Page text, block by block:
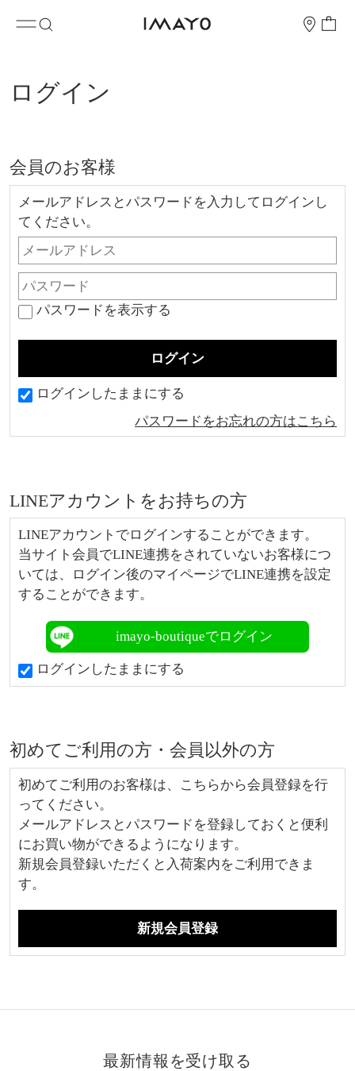
ログイン
会員のお客様
メールアドレスとパスワードを入力してログインし
てください。
パスワードを表示する
ログインしたままにする
パスワードをお忘れの方はこちら
LINEアカウントをお持ちの方
LINEアカウントでログインすることができます。
当サイト会員でLINE連携をされていないお客様につ
いては、ログイン後のマイページでLINE連携を設定
することができます。
imayo-boutiqueでログイン
ログインしたままにする
初めてご利用の方・会員以外の方
初めてご利用のお客様は、こちらから会員登録を行
ってください。
メールアドレスとパスワードを登録しておくと便利
にお買い物ができるようになります。
新規会員登録いただくと入荷案内をご利用できま
す。
最新情報を受け取る